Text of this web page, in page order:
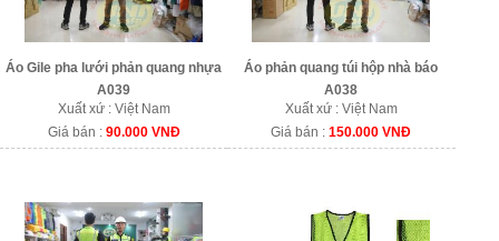
Áo Gile pha lưới phản quang nhựa
A039
Xuất xứ : Việt Nam
Giá bán : 90.000 VNĐ
Áo phản quang túi hộp nhà báo
A038
Xuất xứ : Việt Nam
Giá bán :150.000 VNĐ